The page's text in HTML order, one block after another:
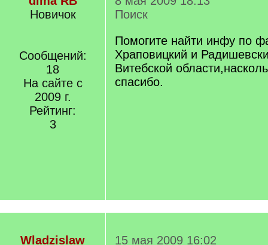
Новичок
Сообщений:
18
На сайте с
2009 г.
Рейтинг:
3
Поиск
Помогите найти инфу по
Храповицкий и
Витебской
спасибо.
Wladzislaw 15 мая 2009 16:02